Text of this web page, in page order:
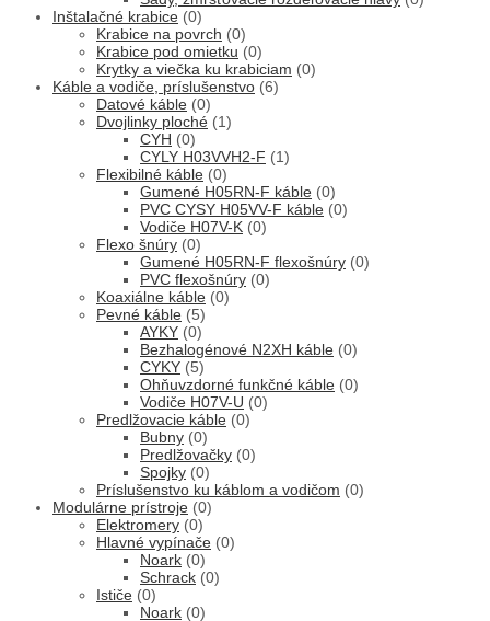
Inštalačné krabice (0)
Krabice na povrch (0)
Krabice pod omietku (0)
Krytky a viečka ku krabiciam (0)
Káble a vodiče, príslušenstvo (6)
Datové káble (0)
Dvojlinky ploché (1)
CYH (0)
CYLY H03VVH2-F (1)
Flexibilné káble (0)
Gumené H05RN-F káble (0)
PVC CYSY H05VV-F káble (0)
Vodiče H07V-K (0)
Flexo šnúry (0)
Gumené H05RN-F flexošnúry (0)
PVC flexošnúry (0)
Koaxiálne káble (0)
Pevné káble (5)
AYKY (0)
Bezhalogénové N2XH káble (0)
CYKY (5)
Ohňuvzdorné funkčné káble (0)
Vodiče H07V-U (0)
Predlžovacie káble (0)
Bubny (0)
Predlžovačky (0)
Spojky (0)
Príslušenstvo ku káblom a vodičom (0)
Modulárne prístroje (0)
Elektromery (0)
Hlavné vypínače (0)
Noark (0)
Schrack (0)
Ističe (0)
Noark (0)